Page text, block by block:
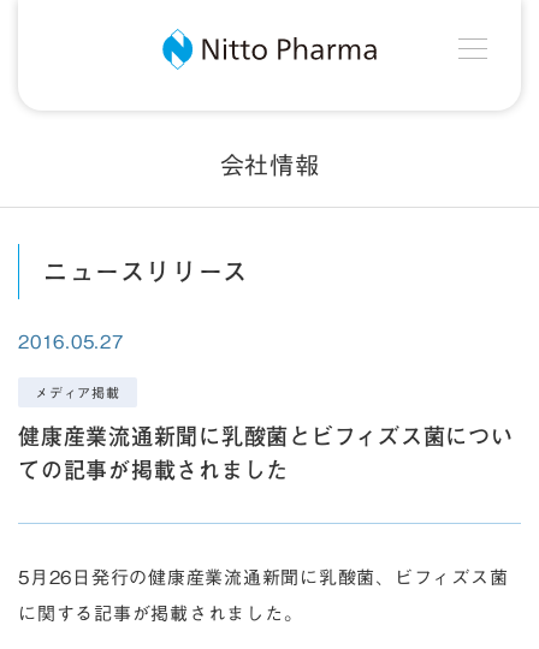
Nitto Pharma
会社情報
ニュースリリース
2016.05.27
メディア掲載
健康産業流通新聞に乳酸菌とビフィズス菌につい
ての記事が掲載されました
5月26日発行の健康産業流通新聞に乳酸菌、ビフィズス菌
に関する記事が掲載されました。